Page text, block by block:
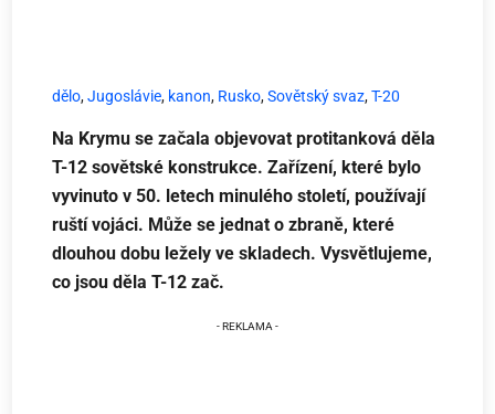
dělo,Jugoslávie, kanon, Rusko,Sovětský svaz,T-20
Na Krymu se začala objevovat protitanková děla
T-12 sovětské konstrukce. Zařízení, které bylo
vyvinuto v 50. letech minulého století, používají
ruští vojáci. Může se jednat o zbraně, které
dlouhou dobu ležely ve skladech. Vysvětlujeme,
co jsou děla T-12 zač.